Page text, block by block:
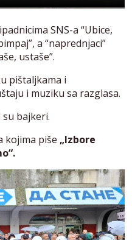
SNS-a “Ubice,
a “naprednjaci”
ustaše”.
pištaljkama i
i muziku sa razglasa.
bajkeri.
kojima piše „Izbore